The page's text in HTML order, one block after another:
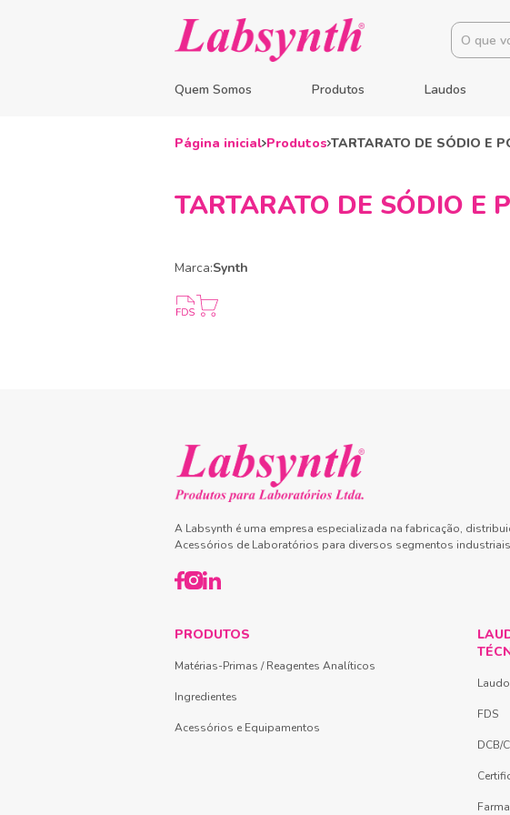
Quem Somos Produtos Laudos
Página inicial Produtos TARTARATO DE SÓDIO E
TARTARATO DE SÓDIO E
Marca:Synth
A Labsynth é uma empresa especializada na fabricação,
Acessórios de Laboratórios para diversos segmentos
PRODUTOS
Matérias-Primas / Reagentes Analíticos
Ingredientes
Acessórios e Equipamentos
FDS
DCB/